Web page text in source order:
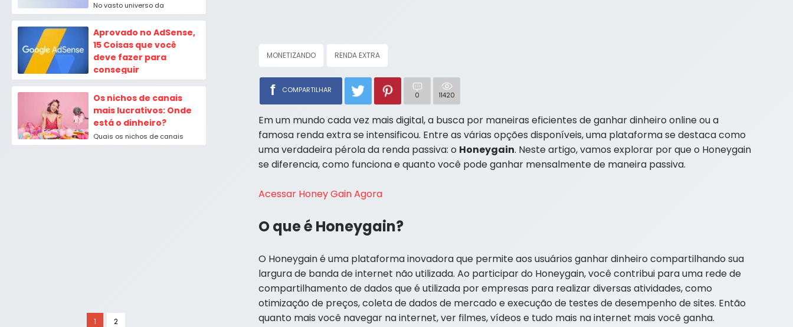
MONETIZANDO RENDA EXTRA
f COMPARTILHAR
0 11420
Em um mundo cada vez mais digital, a busca por maneiras eficientes de ganhar dinheiro online ou a
famosa renda extra se intensificou. Entre as várias opções disponíveis, uma plataforma se destaca como
uma verdadeira pérola da renda passiva: o Honeygain. Neste artigo, vamos explorar por que o Honeygain
se diferencia, como funciona e quanto você pode ganhar mensalmente de maneira passiva.
Acessar Honey Gain Agora
O que é Honeygain?
O Honeygain é uma plataforma inovadora que permite aos usuários ganhar dinheiro compartilhando sua
largura de banda de internet não utilizada. Ao participar do Honeygain, você contribui para uma rede de
compartilhamento de dados que é utilizada por empresas para realizar diversas atividades, como
otimização de preços, coleta de dados de mercado e execução de testes de desempenho de sites. Então
quanto mais você navegar na internet, ver filmes, vídeos e tudo mais na internet mais você ganha.
No vasto universo da
otimização de mecanismos de
constantemente refinando
seus algoritmos...
Aprovado no AdSense,
15 Coisas que você
deve fazer para
conseguir
alguns pode ser uma
dificuldade grande, mas
vamos listar agora alguuns
requisitos...
Os nichos de canais
mais lucrativos: Onde
está o dinheiro?
Quais os nichos de canais
mais lucrativos que eu posso
1 2